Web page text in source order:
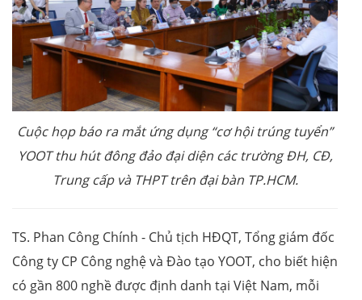
Cuộc họp báo ra mắt ứng dụng “cơ hội trúng tuyển”
YOOT thu hút đông đảo đại diện các trường ĐH, CĐ,
Trung cấp và THPT trên đại bàn TP.HCM.
TS. Phan Công Chính - Chủ tịch HĐQT, Tổng giám đốc
Công ty CP Công nghệ và Đào tạo YOOT, cho biết hiện
có gần 800 nghề được định danh tại Việt Nam, mỗi